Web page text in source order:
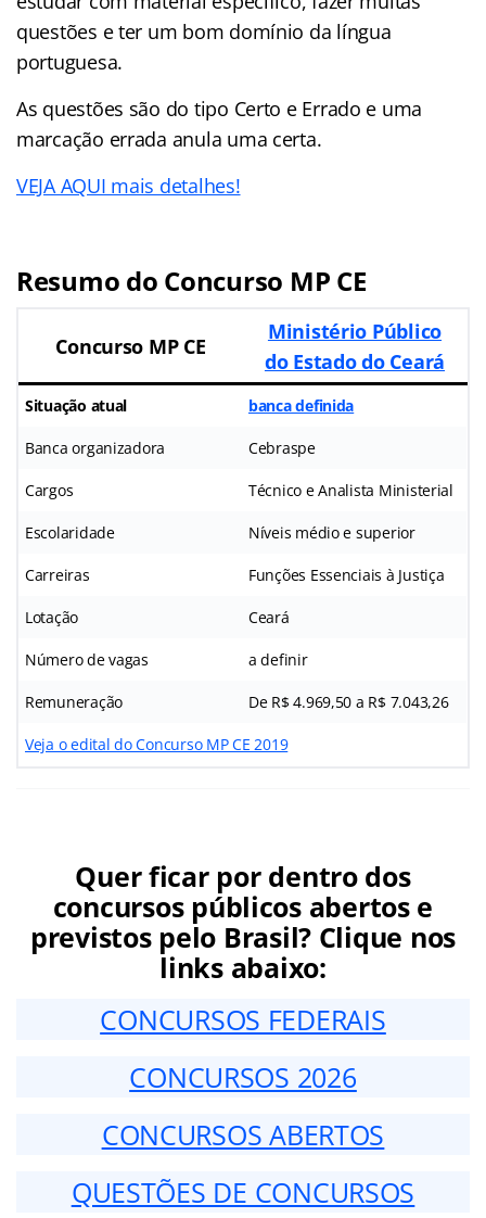
questões e ter um bom domínio da língua
portuguesa.
As questões são do tipo Certo e Errado e uma
marcação errada anula uma certa.
VEJA AQUI mais detalhes!
Resumo do Concurso MP CE
Concurso MP CE
Ministério Público
do Estado do Ceará
Situação atual banca definida
Banca organizadora Cebraspe
Cargos Técnico e Analista Ministerial
Escolaridade Níveis médio e superior
Carreiras Funções Essenciais à Justiça
Lotação Ceará
Número de vagas a definir
Remuneração De R$ 4.969,50 a R$ 7.043,26
Veja o edital do Concurso MP CE 2019
Quer ficar por dentro dos
concursos públicos abertos e
previstos pelo Brasil? Clique nos
links abaixo:
CONCURSOS FEDERAIS
CONCURSOS 2026
CONCURSOS ABERTOS
QUESTÕES DE CONCURSOS